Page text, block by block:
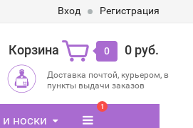
Вход Регистрация
Корзина 0 0 руб.
Доставка почтой, курьером, в
пункты выдачи заказов
и носки
1